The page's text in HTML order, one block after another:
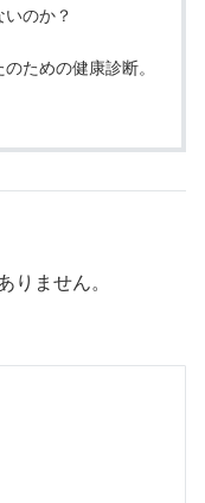
のか？
ための健康診断。
りません。